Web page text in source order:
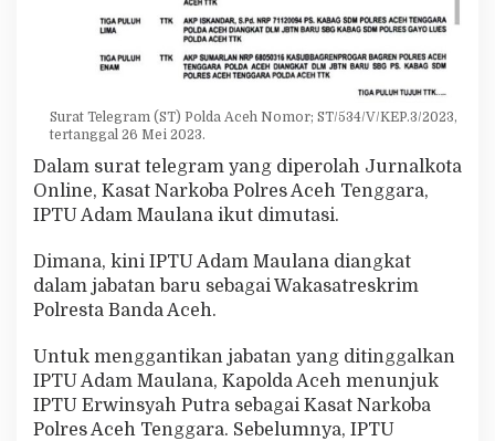
Surat Telegram (ST) Polda Aceh Nomor; ST/534/V/KEP.3/2023,
tertanggal 26 Mei 2023.
Dalam surat telegram yang diperolah Jurnalkota
Online, Kasat Narkoba Polres Aceh Tenggara,
IPTU Adam Maulana ikut dimutasi.
Dimana, kini IPTU Adam Maulana diangkat
dalam jabatan baru sebagai Wakasatreskrim
Polresta Banda Aceh.
Untuk menggantikan jabatan yang ditinggalkan
IPTU Adam Maulana, Kapolda Aceh menunjuk
IPTU Erwinsyah Putra sebagai Kasat Narkoba
Polres Aceh Tenggara. Sebelumnya, IPTU